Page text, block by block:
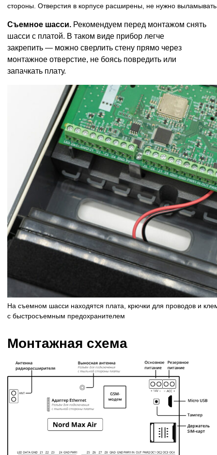
стороны. Отверстия в корпусе расширены, не нужно
Съемное шасси. Рекомендуем перед монтажом снять
шасси с платой. В таком виде прибор легче
закрепить — можно сверлить стену прямо через
монтажное отверстие, не боясь повредить или
запачкать плату.
На съемном шасси находятся плата, крючки для проводов и
с быстросъемным предохранителем
Монтажная схема